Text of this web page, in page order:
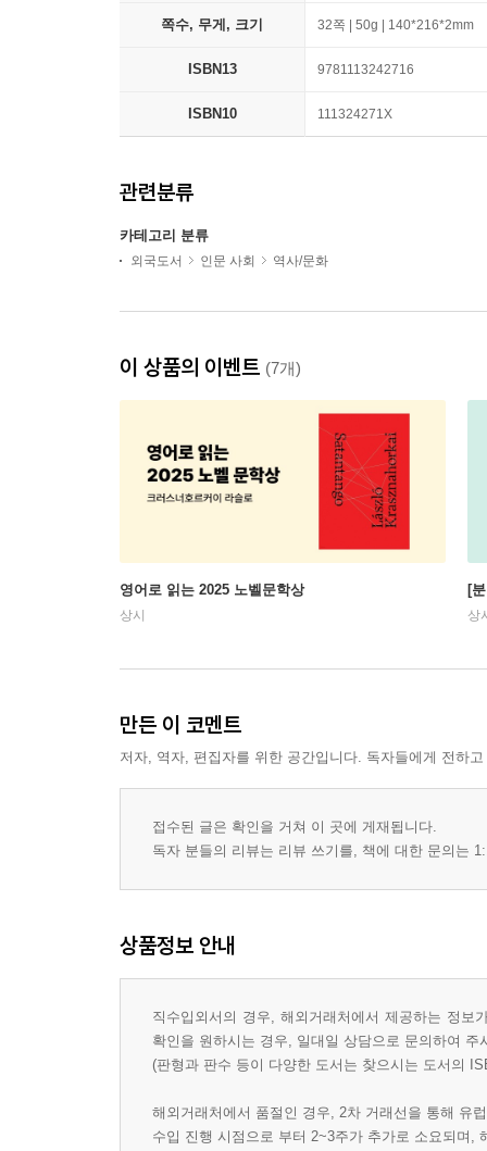
쪽수, 무게, 크기 32쪽 | 50g | 140*216*2mm
ISBN13 9781113242716
ISBN10 111324271X
관련분류
카테고리 분류
외국도서 인문 사회 역사/문화
이 상품의 이벤트 (7개)
영어로 읽는 2025 노벨문학상
상시
[
상
만든 이 코멘트
저자, 역자, 편집자를 위한 공간입니다. 독자들에게 전하
접수된 글은 확인을 거쳐 이 곳에 게재됩니다.
독자 분들의 리뷰는 리뷰 쓰기를, 책에 대한 문의는
상품정보 안내
직수입외서의 경우, 해외거래처에서 제공하는 정
확인을 원하시는 경우, 일대일 상담으로 문의하여 주
(판형과 판수 등이 다양한 도서는 찾으시는 도서의
해외거래처에서 품절인 경우, 2차 거래선을 통해 유
수입 진행 시점으로 부터 2~3주가 추가로 소요되며,